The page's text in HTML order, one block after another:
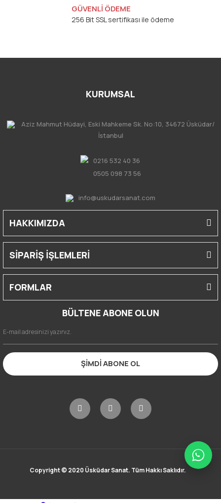
GÜVENLİ ÖDEME
256 Bit SSL sertifikası ile ödeme
KURUMSAL
Aziz Mahmut Hüdayi, Eski Mahkeme Sk. No:10, 34672 Üsküdar/
İstanbul
0216 532 40 36
0505 098 73 56
info@uskudarsanat.com
HAKKIMIZDA
SİPARİŞ İŞLEMLERİ
FORMLAR
BÜLTENE ABONE OLUN
ŞİMDİ ABONE OL
Copyright © 2020 Üsküdar Sanat. Tüm Hakkı Saklıdır.